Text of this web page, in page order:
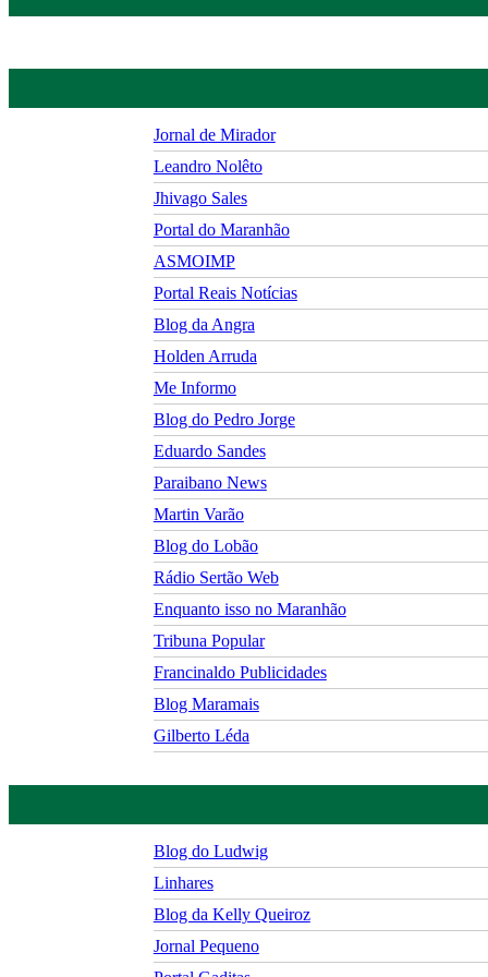
Jornal de Mirador
Leandro Nolêto
Jhivago Sales
Portal do Maranhão
ASMOIMP
Portal Reais Notí­cias
Blog da Angra
Holden Arruda
Me Informo
Blog do Pedro Jorge
Eduardo Sandes
Paraibano News
Martin Varão
Blog do Lobão
Rádio Sertão Web
Enquanto isso no Maranhão
Tribuna Popular
Francinaldo Publicidades
Blog Maramais
Gilberto Léda
Blog do Ludwig
Linhares
Blog da Kelly Queiroz
Jornal Pequeno